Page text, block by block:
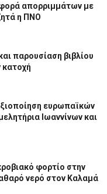
απορριμμάτων με
η ΠΝΟ
παρουσίαση βιβλίου
κατοχή
ευρωπαϊκών
Ιωαννίνων και
φορτίο στην
νερό στον Καλαμά